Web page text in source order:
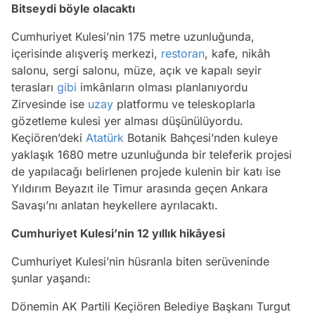
Bitseydi böyle olacaktı
Cumhuriyet Kulesi’nin 175 metre uzunluğunda,
içerisinde alışveriş merkezi, restoran, kafe, nikâh
salonu, sergi salonu, müze, açık ve kapalı seyir
terasları gibi imkânların olması planlanıyordu
Zirvesinde ise uzay platformu ve teleskoplarla
gözetleme kulesi yer alması düşünülüyordu.
Keçiören’deki Atatürk Botanik Bahçesi’nden kuleye
yaklaşık 1680 metre uzunluğunda bir teleferik projesi
de yapılacağı belirlenen projede kulenin bir katı ise
Yıldırım Beyazıt ile Timur arasında geçen Ankara
Savaşı’nı anlatan heykellere ayrılacaktı.
Cumhuriyet Kulesi’nin 12 yıllık hikâyesi
Cumhuriyet Kulesi’nin hüsranla biten serüveninde
şunlar yaşandı:
Dönemin AK Partili Keçiören Belediye Başkanı Turgut